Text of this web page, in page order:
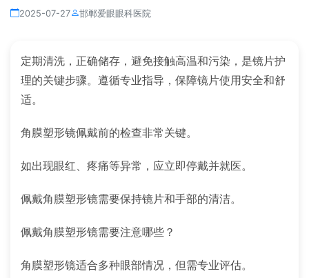
2025-07-27 邯郸爱眼眼科医院
定期清洗，正确储存，避免接触高温和污染，是镜片护
理的关键步骤。遵循专业指导，保障镜片使用安全和舒
适。
角膜塑形镜佩戴前的检查非常关键。
如出现眼红、疼痛等异常，应立即停戴并就医。
佩戴角膜塑形镜需要保持镜片和手部的清洁。
佩戴角膜塑形镜需要注意哪些？
角膜塑形镜适合多种眼部情况，但需专业评估。